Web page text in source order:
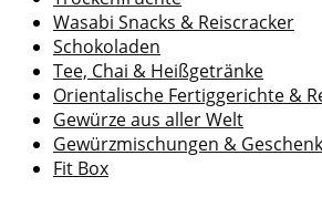
Wasabi Snacks & Reiscracker
Schokoladen
Tee, Chai & Heißgetränke
Orientalische Fertiggerichte &
Gewürze aus aller Welt
Gewürzmischungen &
Fit Box